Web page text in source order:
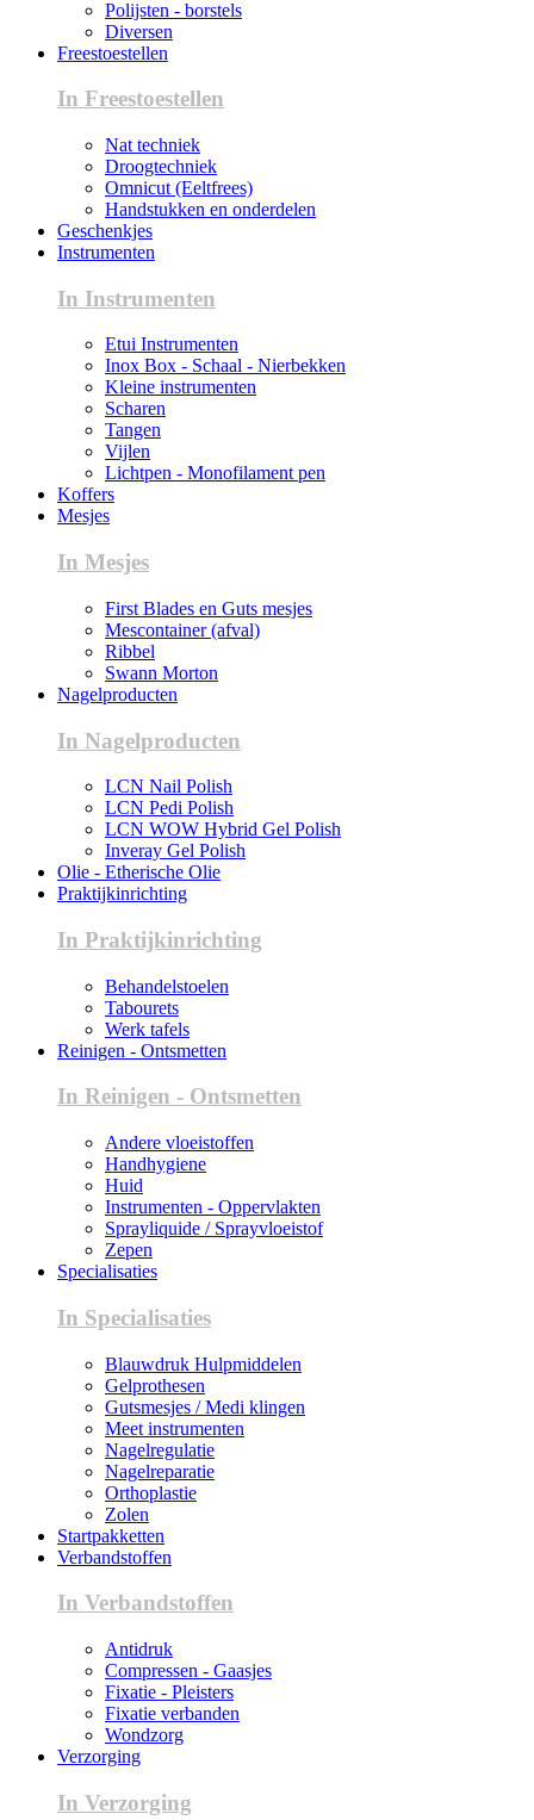
Polijsten - borstels
Diversen
Freestoestellen
In Freestoestellen
Nat techniek
Droogtechniek
Omnicut (Eeltfrees)
Handstukken en onderdelen
Geschenkjes
Instrumenten
In Instrumenten
Etui Instrumenten
Inox Box - Schaal - Nierbekken
Kleine instrumenten
Scharen
Tangen
Vijlen
Lichtpen - Monofilament pen
Koffers
Mesjes
In Mesjes
First Blades en Guts mesjes
Mescontainer (afval)
Ribbel
Swann Morton
Nagelproducten
In Nagelproducten
LCN Nail Polish
LCN Pedi Polish
LCN WOW Hybrid Gel Polish
Inveray Gel Polish
Olie - Etherische Olie
Praktijkinrichting
In Praktijkinrichting
Behandelstoelen
Tabourets
Werk tafels
Reinigen - Ontsmetten
In Reinigen - Ontsmetten
Andere vloeistoffen
Handhygiene
Huid
Instrumenten - Oppervlakten
Sprayliquide / Sprayvloeistof
Zepen
Specialisaties
In Specialisaties
Blauwdruk Hulpmiddelen
Gelprothesen
Gutsmesjes / Medi klingen
Meet instrumenten
Nagelregulatie
Nagelreparatie
Orthoplastie
Zolen
Startpakketten
Verbandstoffen
In Verbandstoffen
Antidruk
Compressen - Gaasjes
Fixatie - Pleisters
Fixatie verbanden
Wondzorg
Verzorging
In Verzorging